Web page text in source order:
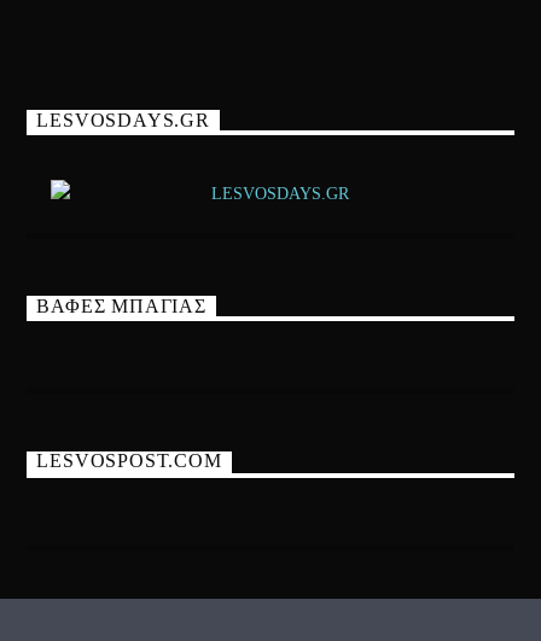
LESVOSDAYS.GR
ΒΑΦΕΣ ΜΠΑΓΙΑΣ
LESVOSPOST.COM